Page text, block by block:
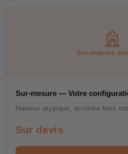
Sur-mesure
Sur-mesure — Votre
Hauteur atypique, acrotère hors
Sur devis